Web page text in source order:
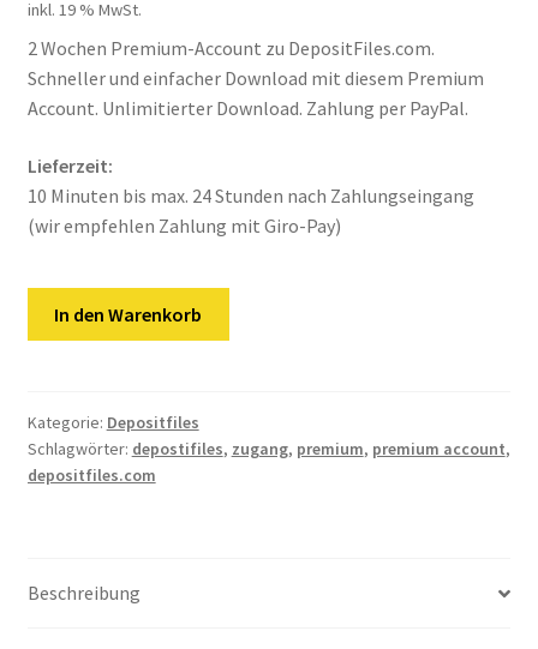
Kontakt
Versandinfos
Widerrufsbelehrung
Zahlungsarten
inkl. 19 % MwSt.
2 Wochen Premium-Account zu DepositFiles.com.
Schneller und einfacher Download mit diesem Premium
Account. Unlimitierter Download. Zahlung per PayPal.
Lieferzeit:
10 Minuten bis max. 24 Stunden nach Zahlungseingang
(wir empfehlen Zahlung mit Giro-Pay)
Premium
Account
Menge
In den Warenkorb
Kategorie: Depositfiles
Schlagwörter: depostifiles, zugang, premium, premium account,
depositfiles.com
Beschreibung